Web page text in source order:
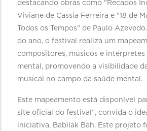
destacando obras como "Recados
Viviane de Cassia Ferreira e "18 de
Todos os Tempos" de Paulo
do ano, o festival realiza um
compositores, músicos e
mental, promovendo a visibilidade
musical no campo da saúde mental.
Este mapeamento está disponível
site oficial do festival”, convida o
iniciativa, Babilak Bah. Este projeto